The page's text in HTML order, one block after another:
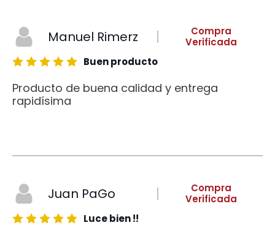
Manuel Rimerz
Compra
Verificada
Buen producto
Producto de buena calidad y entrega
rapidísima
Juan PaGo
Compra
Verificada
Luce bien !!